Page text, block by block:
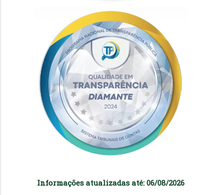
Informações atualizadas até: 06/08/2026